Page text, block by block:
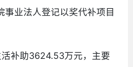
事业法人登记以奖代补项目
活补助3624.53万元，主要